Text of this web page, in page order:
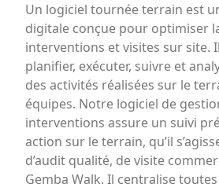
Un logiciel tournée terrain est
digitale conçue pour optimiser
interventions et visites sur site.
planifier, exécuter, suivre et
des activités réalisées sur le
équipes. Notre logiciel de
interventions assure un suivi
action sur le terrain, qu’il
d’audit qualité, de visite
Gemba Walk. Il centralise